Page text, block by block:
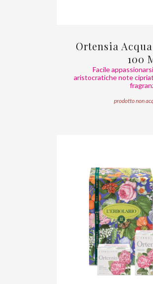
Ortensia
100
Facile
aristocratiche note
prodotto non